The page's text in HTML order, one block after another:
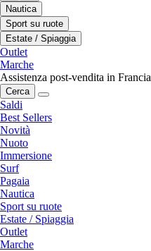
Nautica
Sport su ruote
Estate / Spiaggia
Outlet
Marche
Assistenza post-vendita in Francia
Cerca
Saldi
Best Sellers
Novità
Nuoto
Immersione
Surf
Pagaia
Nautica
Sport su ruote
Estate / Spiaggia
Outlet
Marche